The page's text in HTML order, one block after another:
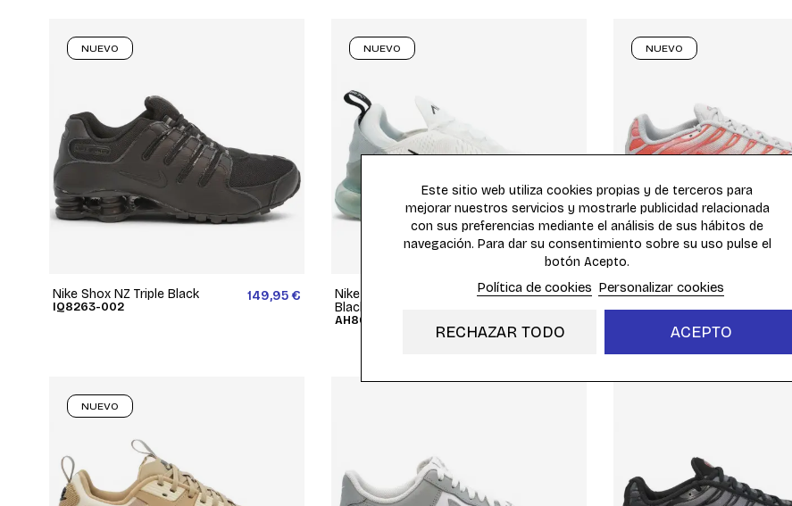
Nike Shox NZ Triple Black
IQ8263-002
149,95 €
NUEVO
Nike Air Max 270 Summit White
Black
AH8050-115
159,95 €
NUEVO
Nike Air Max Plus TN Pink Coral
CD0609-115
NUEVO
NUEVO
Este sitio web utiliza cookies propias y de terceros para
mejorar nuestros servicios y mostrarle publicidad relacionada
con sus preferencias mediante el análisis de sus hábitos de
navegación. Para dar su consentimiento sobre su uso pulse el
botón Acepto.
Política de cookies Personalizar cookies
RECHAZAR TODO ACEPTO